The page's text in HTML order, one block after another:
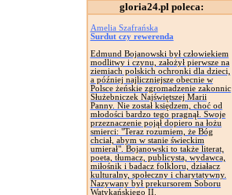
gloria24.pl poleca:
Amelia Szafrańska
Surdut czy rewerenda
Edmund Bojanowski był człowiekiem
modlitwy i czynu, założył pierwsze na
ziemiach polskich ochronki dla dzieci,
a później najliczniejsze obecnie w
Polsce żeńskie zgromadzenie zakonnic
Służebniczek Najświętszej Marii
Panny. Nie został księdzem, choć od
młodości bardzo tego pragnął. Swoje
przeznaczenie pojął dopiero na łożu
smierci: "Teraz rozumiem, że Bóg
chciał, abym w stanie świeckim
umierał". Bojanowski to także literat,
poeta, tłumacz, publicysta, wydawca,
miłośnik i badacz folkloru, działacz
kulturalny, społeczny i charytatywny.
Nazywany był prekursorem Soboru
Watykańskiego II.